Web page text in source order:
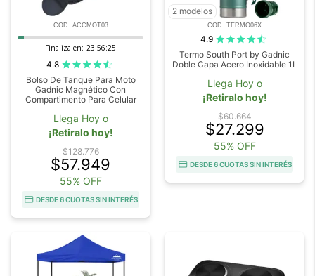
COD. ACCMOT03
Finaliza en: 23:56:23
4.8
Bolso De Tanque Para Moto
Gadnic Magnético Con
Compartimento Para Celular
Llega Hoy o
¡Retiralo hoy!
$128.776
$57.949
55% OFF
DESDE 6 CUOTAS SIN INTERÉS
2 modelos
COD. TERMO06X
4.9
Termo South Port by Gadnic
Doble Capa Acero Inoxidable 1L
Llega Hoy o
¡Retiralo hoy!
$60.664
$27.299
55% OFF
DESDE 6 CUOTAS SIN INTERÉS